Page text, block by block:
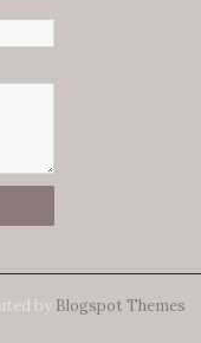
by Blogspot Themes